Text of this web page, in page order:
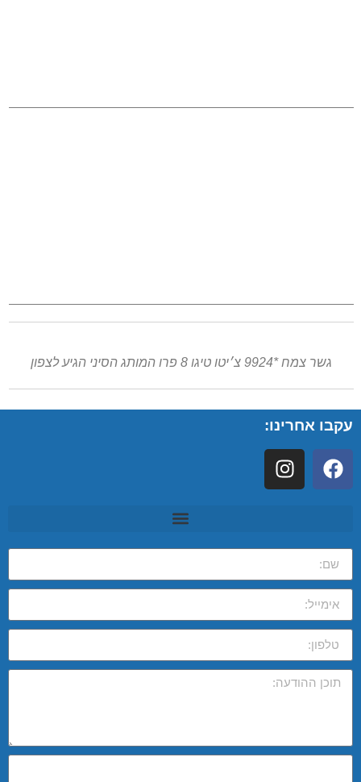
גשר צמח *9924 צ׳יטו טיגו 8 פרו המותג הסיני הגיע לצפון
עקבו אחרינו: